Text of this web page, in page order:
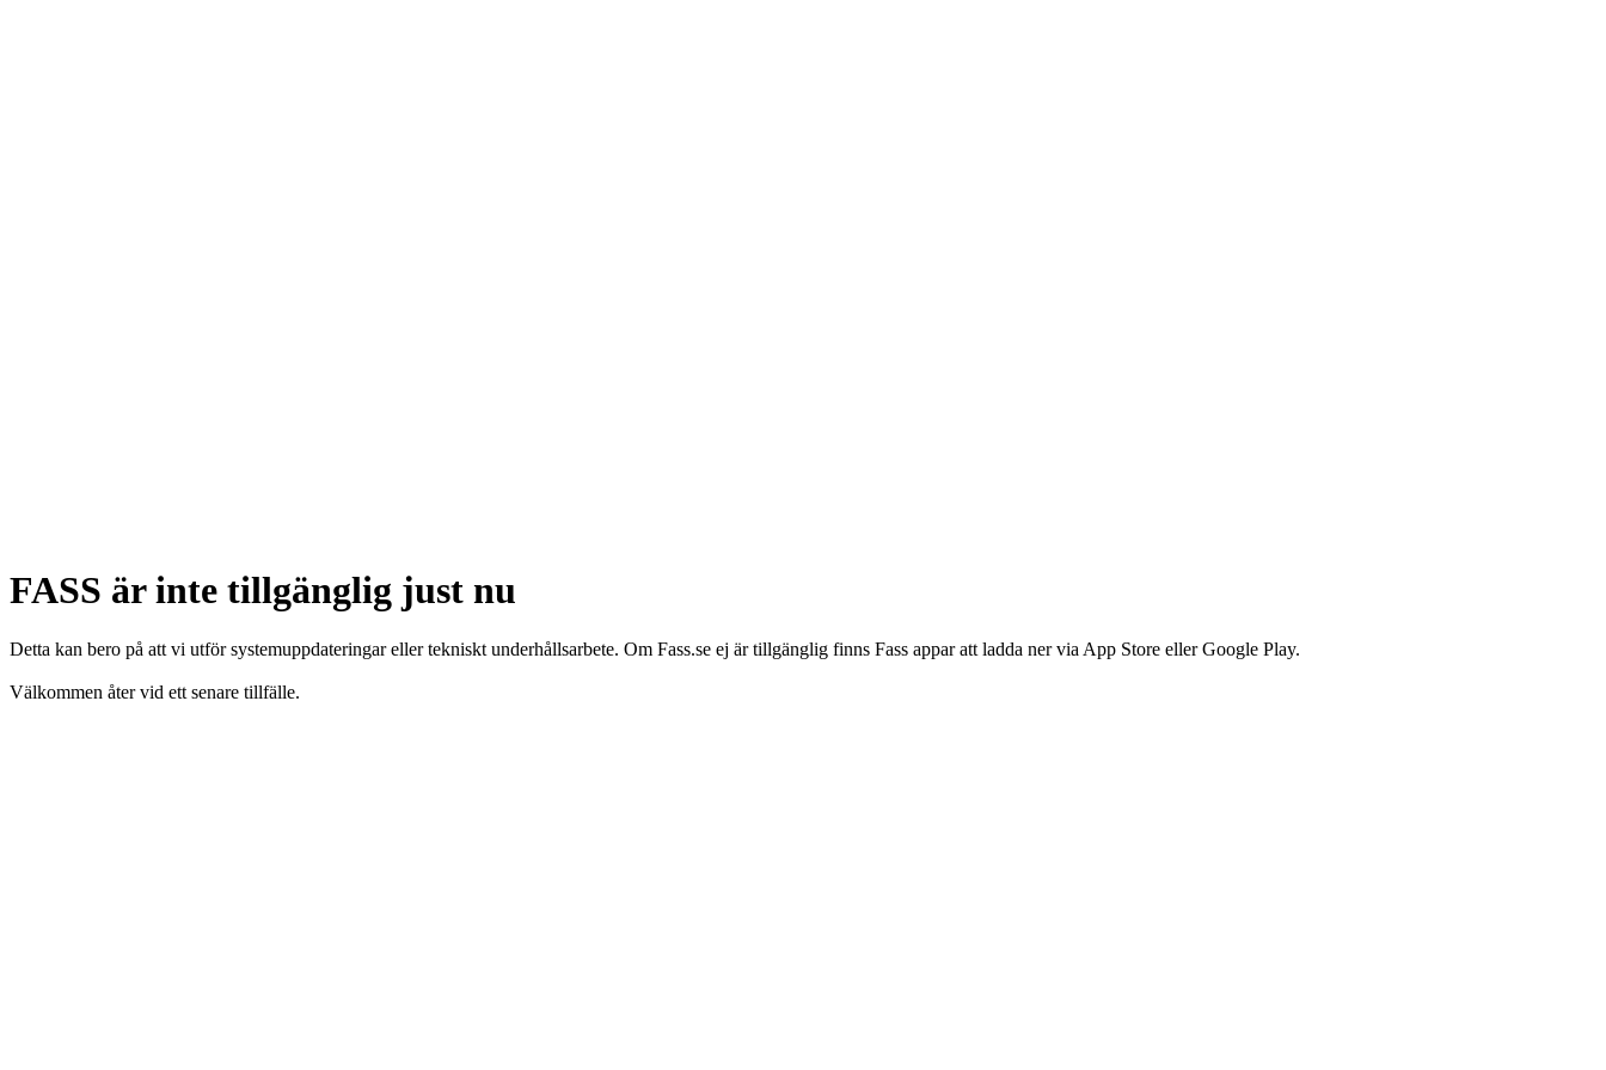
FASS är inte tillgänglig just nu
Detta kan bero på att vi utför systemuppdateringar eller tekniskt underhållsarbete. Om Fass.se ej är tillgänglig finns Fass appar att ladda ner via App Store eller Google Play.
Välkommen åter vid ett senare tillfälle.